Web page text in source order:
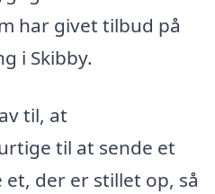
har givet tilbud på
i Skibby.
til, at
til at sende et
der er stillet op, så